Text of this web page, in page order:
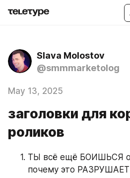
Slava Molostov
@smmmarketolog
May 13, 2025
заголовки для
роликов
ТЫ всё ещё БОИШЬСЯ
почему это